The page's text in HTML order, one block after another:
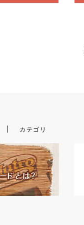
カテゴリ